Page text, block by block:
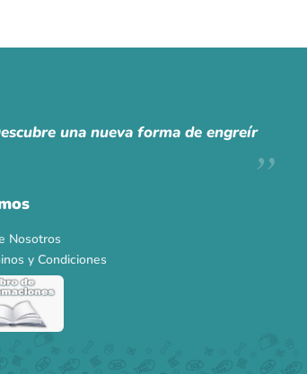
una nueva forma de engreír
Nosotros
y Condiciones